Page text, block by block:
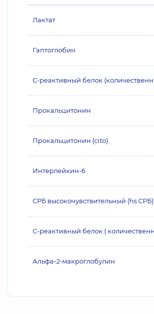
Лактат
Гаптоглобин
С-реактивный белок
Прокальцитонин
Прокальцитонин (cito)
Интерлейкин-6
СРБ высокочувствительный (hs СРБ)
С-реактивный белок (
Альфа-2-макроглобулин